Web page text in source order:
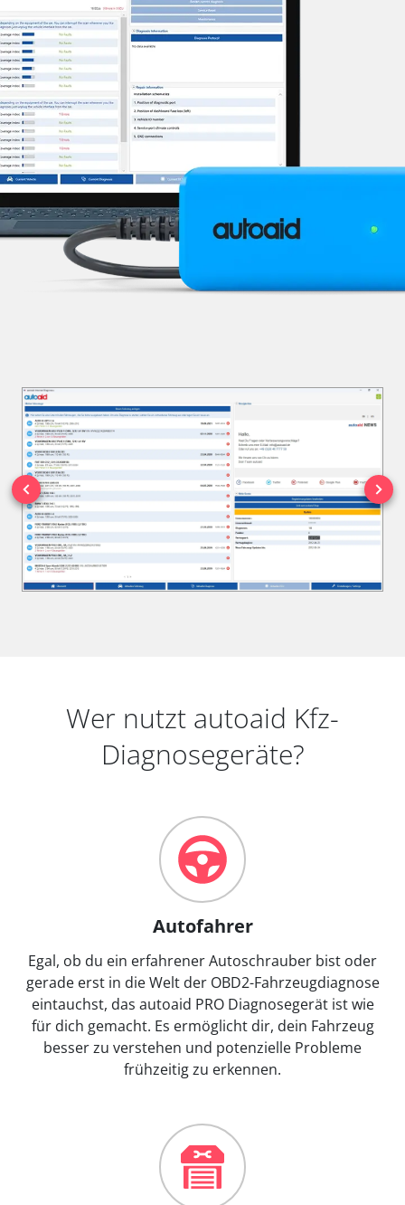
Wer nutzt autoaid Kfz-
Diagnosegeräte?
Autofahrer
Egal, ob du ein erfahrener Autoschrauber bist oder
gerade erst in die Welt der OBD2-Fahrzeugdiagnose
eintauchst, das autoaid PRO Diagnosegerät ist wie
für dich gemacht. Es ermöglicht dir, dein Fahrzeug
besser zu verstehen und potenzielle Probleme
frühzeitig zu erkennen.